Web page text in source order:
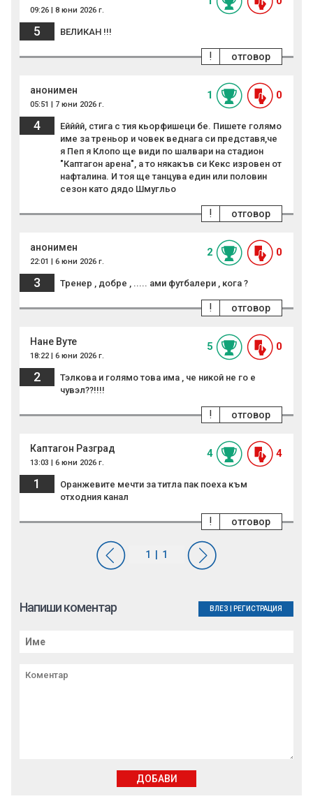
09:26 | 8 юни 2026 г.
5 ВЕЛИКАН !!!
отговор
!
анонимен
05:51 | 7 юни 2026 г.
1 0
4
Ейййй, стига с тия кьорфишеци бе. Пишете голямо
име за треньор и човек веднага си представя,че
я Пеп я Клопо ще види по шалвари на стадион
"Каптагон арена", а то някакъв си Кекс изровен от
нафталина. И тоя ще танцува един или половин
сезон като дядо Шмугльо
отговор
!
анонимен
22:01 | 6 юни 2026 г.
2 0
3 Тренер , добре , ..... ами футбалери , кога ?
отговор
!
Нане Вуте
18:22 | 6 юни 2026 г.
5 0
2
Тэлкова и голямо това има , че никой не го е
чувэл??!!!!
отговор
!
Каптагон Разград
13:03 | 6 юни 2026 г.
4 4
1
Оранжевите мечти за титла пак поеха към
отходния канал
отговор
!
Напиши коментар ВЛЕЗ РЕГИСТРАЦИЯ
ДОБАВИ